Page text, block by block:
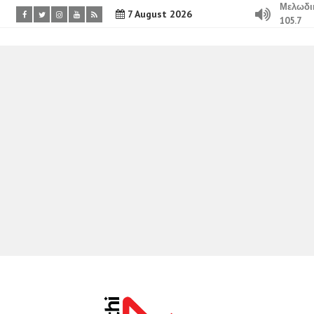
7 August 2026
105.7